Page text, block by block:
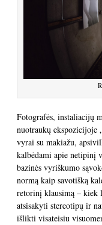
Fotografės, instaliacijų
nuotraukų ekspozicijoje
vyrai su makiažu,
kalbėdami apie netipinį
bazinės vyriškumo
normą kaip savotišką
retorinį klausimą – kiek
atsisakyti stereotipų ir
išlikti visateisiu